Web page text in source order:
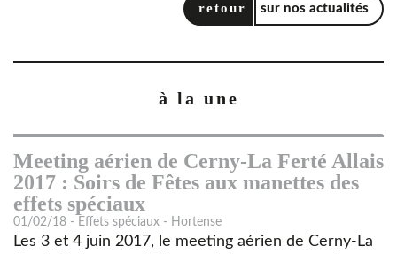
retour sur nos actualités
à la une
Meeting aérien de Cerny-La Ferté Allais
2017 : Soirs de Fêtes aux manettes des
effets spéciaux
01/02/18 - Effets spéciaux - Hortense
Les 3 et 4 juin 2017, le meeting aérien de Cerny-La